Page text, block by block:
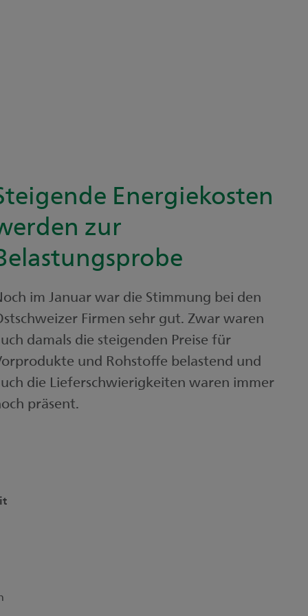
Energiekosten
zur
im Januar war die Stimmung bei den
Firmen sehr gut. Zwar waren
damals die steigenden Preise für
und Rohstoffe belastend und
die Lieferschwierigkeiten waren immer
präsent.